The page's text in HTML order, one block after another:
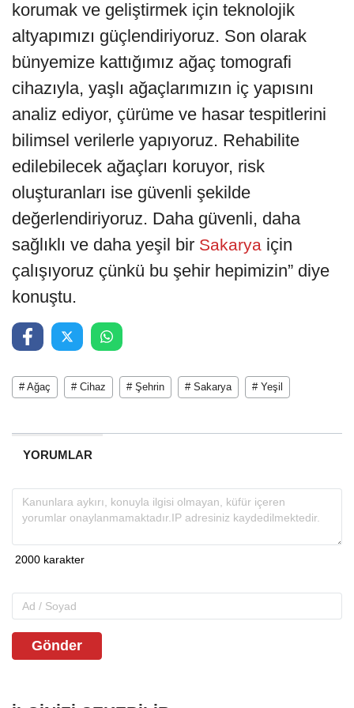
korumak ve geliştirmek için teknolojik
altyapımızı güçlendiriyoruz. Son olarak
bünyemize kattığımız ağaç tomografi
cihazıyla, yaşlı ağaçlarımızın iç yapısını
analiz ediyor, çürüme ve hasar tespitlerini
bilimsel verilerle yapıyoruz. Rehabilite
edilebilecek ağaçları koruyor, risk
oluşturanları ise güvenli şekilde
değerlendiriyoruz. Daha güvenli, daha
sağlıklı ve daha yeşil bir Sakarya için
çalışıyoruz çünkü bu şehir hepimizin” diye
konuştu.
# Ağaç # Cihaz # Şehrin # Sakarya # Yeşil
YORUMLAR
Gönder